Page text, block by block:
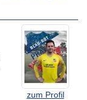
zum Profil